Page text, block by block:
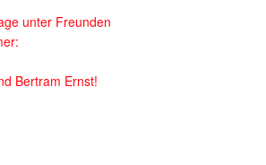
unter Freunden
Bertram Ernst!